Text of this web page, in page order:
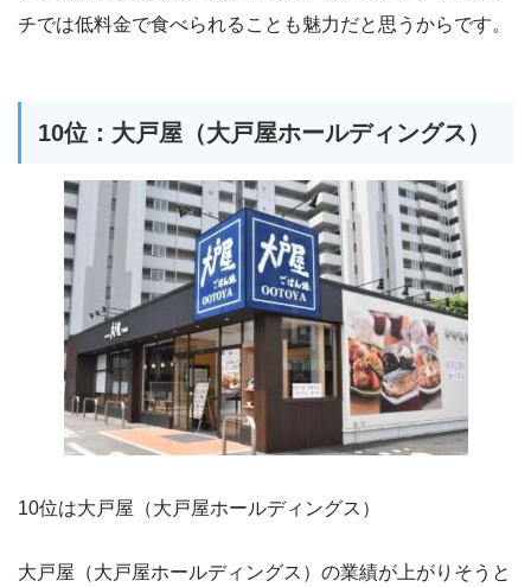
チでは低料金で食べられることも魅力だと思うからです。
10位：大戸屋（大戸屋ホールディングス）
10位は大戸屋（大戸屋ホールディングス）
大戸屋（大戸屋ホールディングス）の業績が上がりそうと